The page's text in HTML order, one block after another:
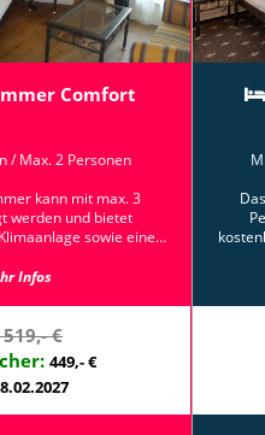
Comfort
/ Max. 2 Personen
kann mit max. 3
werden und bietet
sowie einen
Infos
519,- €
449,- €